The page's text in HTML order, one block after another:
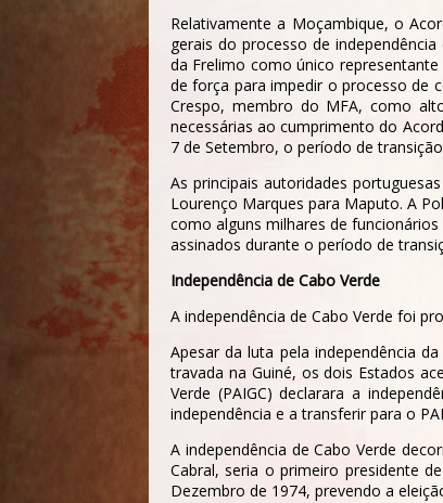
Relativamente a Moçambique, o
gerais do processo de
da Frelimo como único
de força para impedir o processo de
Crespo, membro do MFA, como
necessárias ao cumprimento do
7 de Setembro, o período de
As principais autoridades
Lourenço Marques para Maputo. A
como alguns milhares de
assinados durante o período de
Independência de Cabo Verde
A independência de Cabo Verde foi
Apesar da luta pela independência
travada na Guiné, os dois Estados
Verde (PAIGC) declarara a
independência e a transferir para o
A independência de Cabo Verde
Cabral, seria o primeiro presidente
Dezembro de 1974, prevendo a